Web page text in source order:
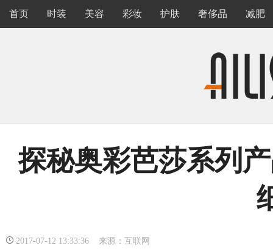
首页 时装 美容 彩妆 护肤 奢侈品 减肥
探秘奥彩芭莎系列
2017-07-12 13:33:36 来源：互联网